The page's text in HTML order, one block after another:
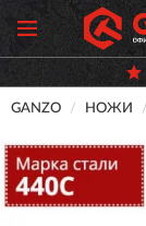
GANZO НОЖИ